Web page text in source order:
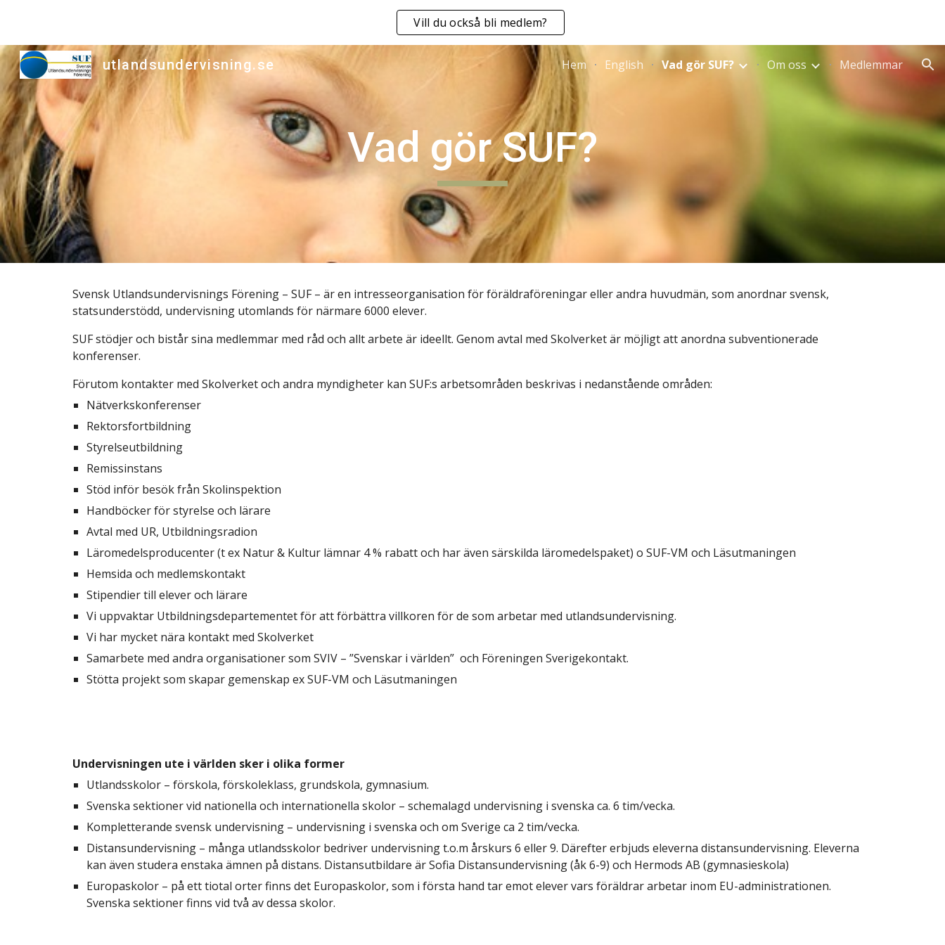
Vill du också bli medlem?
utlandsundervisning.se Hem English Vad gör SUF? Om oss Medlemmar
Vad gör SUF?
Svensk Utlandsundervisnings Förening – SUF – är en intresseorganisation för föräldraföreningar eller andra huvudmän, som anordnar svensk,
statsunderstödd, undervisning utomlands för närmare 6000 elever.
SUF stödjer och bistår sina medlemmar med råd och allt arbete är ideellt. Genom avtal med Skolverket är möjligt att anordna subventionerade
konferenser.
Förutom kontakter med Skolverket och andra myndigheter kan SUF:s arbetsområden beskrivas i nedanstående områden:
Nätverkskonferenser
Rektorsfortbildning
Styrelseutbildning
Remissinstans
Stöd inför besök från Skolinspektion
Handböcker för styrelse och lärare
Avtal med UR, Utbildningsradion
Läromedelsproducenter (t ex Natur & Kultur lämnar 4 % rabatt och har även särskilda läromedelspaket) o SUF-VM och Läsutmaningen
Hemsida och medlemskontakt
Stipendier till elever och lärare
Vi uppvaktar Utbildningsdepartementet för att förbättra villkoren för de som arbetar med utlandsundervisning.
Vi har mycket nära kontakt med Skolverket
Samarbete med andra organisationer som SVIV – ”Svenskar i världen”  och Föreningen Sverigekontakt.
Stötta projekt som skapar gemenskap ex SUF-VM och Läsutmaningen
Undervisningen ute i världen sker i olika former
Utlandsskolor – förskola, förskoleklass, grundskola, gymnasium.
Svenska sektioner vid nationella och internationella skolor – schemalagd undervisning i svenska ca. 6 tim/vecka.
Kompletterande svensk undervisning – undervisning i svenska och om Sverige ca 2 tim/vecka.
Distansundervisning – många utlandsskolor bedriver undervisning t.o.m årskurs 6 eller 9. Därefter erbjuds eleverna distansundervisning. Eleverna
kan även studera enstaka ämnen på distans. Distansutbildare är Sofia Distansundervisning (åk 6-9) och Hermods AB (gymnasieskola)
Europaskolor – på ett tiotal orter finns det Europaskolor, som i första hand tar emot elever vars föräldrar arbetar inom EU-administrationen.
Svenska sektioner finns vid två av dessa skolor.